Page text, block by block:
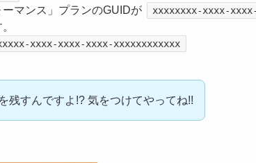
マンス」プランのGUIDが xxxxxxxx-xxxx-
xxxx-xxxx-xxxx-xxxxxxxxxxxx
を残すんですよ!? 気をつけてやってね!!